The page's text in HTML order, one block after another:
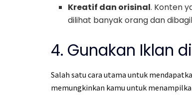
Kreatif dan orisinal. Konten
dilihat banyak orang dan
4. Gunakan Iklan
Salah satu cara utama untuk
memungkinkan kamu untuk